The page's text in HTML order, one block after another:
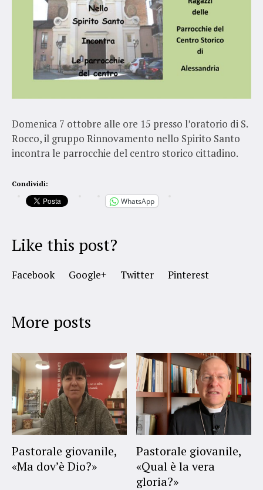
Domenica 7 ottobre alle ore 15 presso l’oratorio di S.
Rocco, il gruppo Rinnovamento nello Spirito Santo
incontra le parrocchie del centro storico cittadino.
Condividi:
WhatsApp
Like this post?
Facebook Google+ Twitter Pinterest
More posts
Pastorale giovanile,
«Ma dov’è Dio?»
Pastorale giovanile,
«Qual è la vera
gloria?»